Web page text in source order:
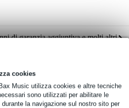
cookies
Music utilizza cookies e altre tecniche
sono utilizzati per abilitare le
la navigazione sul nostro sito per
di garanzia aggiuntiva e molti altri